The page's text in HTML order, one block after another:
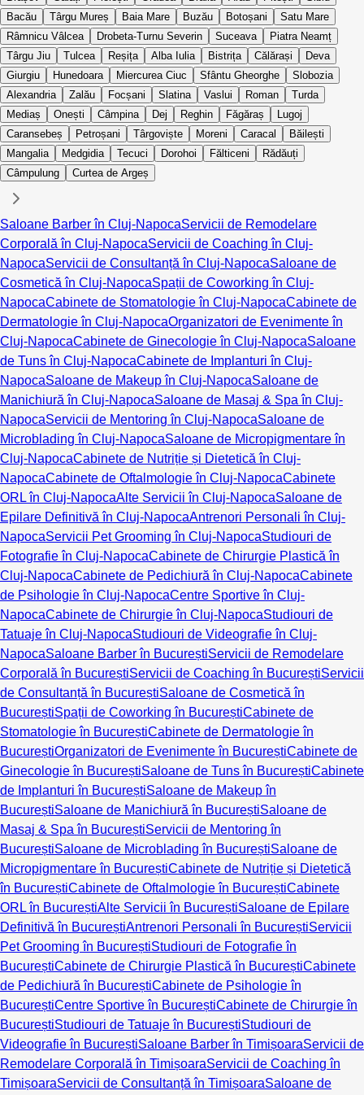
Bacău
Târgu Mureș Baia Mare Buzău Botoșani
Satu Mare
Râmnicu Vâlcea
Drobeta-Turnu Severin Suceava
Piatra Neamț
Târgu Jiu
Tulcea Reșița Alba Iulia Bistrița Călărași
Deva
Giurgiu
Hunedoara Miercurea Ciuc Sfântu Gheorghe
Slobozia
Alexandria
Zalău Focșani Slatina Vaslui Roman
Turda
Mediaș
Onești Câmpina Dej Reghin Făgăraș
Lugoj
Caransebeș
Petroșani Târgoviște Moreni Caracal
Băilești
Mangalia
Medgidia Tecuci Dorohoi Fălticeni
Rădăuți
Câmpulung
Curtea de Argeș
Saloane Barber în Cluj-NapocaServicii de Remodelare
Corporală în Cluj-NapocaServicii de Coaching în Cluj-
NapocaServicii de Consultanță în Cluj-NapocaSaloane de
Cosmetică în Cluj-NapocaSpații de Coworking în Cluj-
NapocaCabinete de Stomatologie în Cluj-NapocaCabinete de
Dermatologie în Cluj-NapocaOrganizatori de Evenimente în
Cluj-NapocaCabinete de Ginecologie în Cluj-NapocaSaloane
de Tuns în Cluj-NapocaCabinete de Implanturi în Cluj-
NapocaSaloane de Makeup în Cluj-NapocaSaloane de
Manichiură în Cluj-NapocaSaloane de Masaj & Spa în Cluj-
NapocaServicii de Mentoring în Cluj-NapocaSaloane de
Microblading în Cluj-NapocaSaloane de Micropigmentare în
Cluj-NapocaCabinete de Nutriție și Dietetică în Cluj-
NapocaCabinete de Oftalmologie în Cluj-NapocaCabinete
ORL în Cluj-NapocaAlte Servicii în Cluj-NapocaSaloane de
Epilare Definitivă în Cluj-NapocaAntrenori Personali în Cluj-
NapocaServicii Pet Grooming în Cluj-NapocaStudiouri de
Fotografie în Cluj-NapocaCabinete de Chirurgie Plastică în
Cluj-NapocaCabinete de Pedichiură în Cluj-NapocaCabinete
de Psihologie în Cluj-NapocaCentre Sportive în Cluj-
NapocaCabinete de Chirurgie în Cluj-NapocaStudiouri de
Tatuaje în Cluj-NapocaStudiouri de Videografie în Cluj-
NapocaSaloane Barber în BucureștiServicii de Remodelare
Corporală în BucureștiServicii de Coaching în BucureștiServicii
de Consultanță în BucureștiSaloane de Cosmetică în
BucureștiSpații de Coworking în BucureștiCabinete de
Stomatologie în BucureștiCabinete de Dermatologie în
BucureștiOrganizatori de Evenimente în BucureștiCabinete de
Ginecologie în BucureștiSaloane de Tuns în BucureștiCabinete
de Implanturi în BucureștiSaloane de Makeup în
BucureștiSaloane de Manichiură în BucureștiSaloane de
Masaj & Spa în BucureștiServicii de Mentoring în
BucureștiSaloane de Microblading în BucureștiSaloane de
Micropigmentare în BucureștiCabinete de Nutriție și Dietetică
în BucureștiCabinete de Oftalmologie în BucureștiCabinete
ORL în BucureștiAlte Servicii în BucureștiSaloane de Epilare
Definitivă în BucureștiAntrenori Personali în BucureștiServicii
Pet Grooming în BucureștiStudiouri de Fotografie în
BucureștiCabinete de Chirurgie Plastică în BucureștiCabinete
de Pedichiură în BucureștiCabinete de Psihologie în
BucureștiCentre Sportive în BucureștiCabinete de Chirurgie în
BucureștiStudiouri de Tatuaje în BucureștiStudiouri de
Videografie în BucureștiSaloane Barber în TimișoaraServicii de
Remodelare Corporală în TimișoaraServicii de Coaching în
TimișoaraServicii de Consultanță în TimișoaraSaloane de